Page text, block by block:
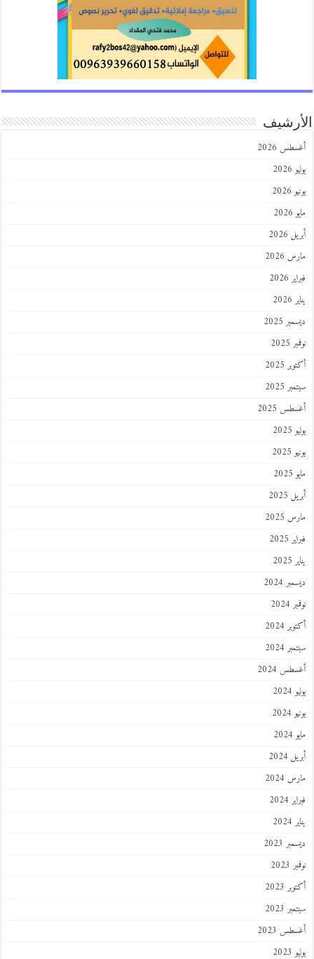
الأرشيف
أغسطس 2026
يوليو 2026
يونيو 2026
مايو 2026
أبريل 2026
مارس 2026
فبراير 2026
يناير 2026
ديسمبر 2025
نوفمبر 2025
أكتوبر 2025
سبتمبر 2025
أغسطس 2025
يوليو 2025
يونيو 2025
مايو 2025
أبريل 2025
مارس 2025
فبراير 2025
يناير 2025
ديسمبر 2024
نوفمبر 2024
أكتوبر 2024
سبتمبر 2024
أغسطس 2024
يوليو 2024
يونيو 2024
مايو 2024
أبريل 2024
مارس 2024
فبراير 2024
يناير 2024
ديسمبر 2023
نوفمبر 2023
أكتوبر 2023
سبتمبر 2023
أغسطس 2023
يوليو 2023